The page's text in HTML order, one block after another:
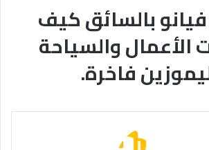
بالسائق كيف
الأعمال والسياحة
فاخرة.